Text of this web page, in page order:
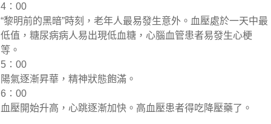
4∶00
“黎明前的黑暗”時刻，老年人最易發生意外。血壓處於一天中最
低值，糖尿病病人易出現低血糖，心腦血管患者易發生心梗
等。
5∶00
陽氣逐漸昇華，精神狀態飽滿。
6∶00
血壓開始升高，心跳逐漸加快。高血壓患者得吃降壓藥了。